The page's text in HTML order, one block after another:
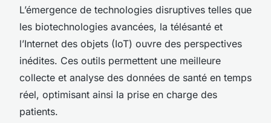
L’émergence de technologies disruptives telles que
les biotechnologies avancées, la télésanté et
l’Internet des objets (IoT) ouvre des perspectives
inédites. Ces outils permettent une meilleure
collecte et analyse des données de santé en temps
réel, optimisant ainsi la prise en charge des
patients.